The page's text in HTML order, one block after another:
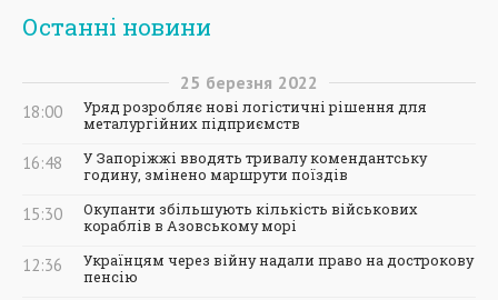
Останні новини
25 березня 2022
18:00
Уряд розробляє нові логістичні рішення для
металургійних підприємств
16:48
У Запоріжжі вводять тривалу комендантську
годину, змінено маршрути поїздів
15:30
Окупанти збільшують кількість військових
кораблів в Азовському морі
12:36
Українцям через війну надали право на дострокову
пенсію